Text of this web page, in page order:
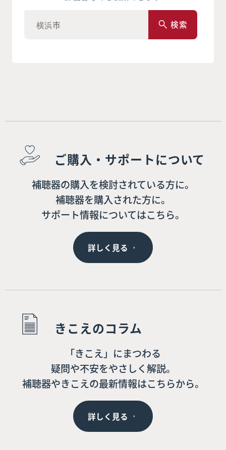
検索
ご購入・サポートについて
補聴器の購入を検討されている方に。
補聴器を購入された方に。
サポート情報についてはこちら。
詳しく見る
きこえのコラム
「きこえ」にまつわる
疑問や不安をやさしく解説。
補聴器やきこえの最新情報はこちらから。
詳しく見る